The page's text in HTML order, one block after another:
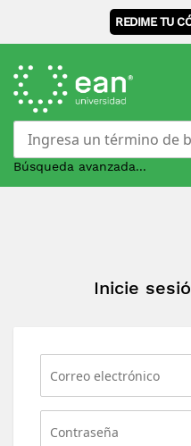
REDIME TU
Búsqueda avanzada...
Inicie